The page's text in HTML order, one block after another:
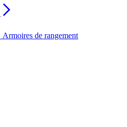
Armoires de rangement